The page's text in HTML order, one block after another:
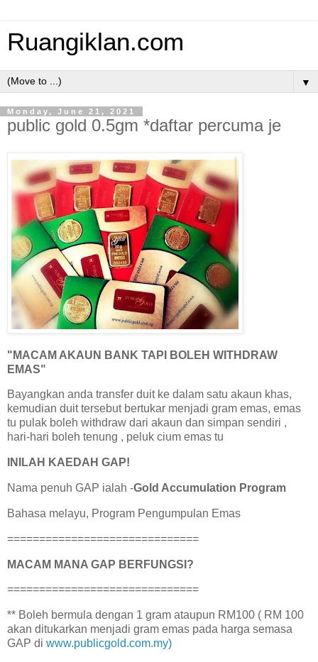
Ruangiklan.com
▼
Monday, June 21, 2021
public gold 0.5gm *daftar percuma je
"MACAM AKAUN BANK TAPI BOLEH WITHDRAW
EMAS"
Bayangkan anda transfer duit ke dalam satu akaun khas,
kemudian duit tersebut bertukar menjadi gram emas, emas
tu pulak boleh withdraw dari akaun dan simpan sendiri ,
hari-hari boleh tenung , peluk cium emas tu
INILAH KAEDAH GAP!
Nama penuh GAP ialah -Gold Accumulation Program
Bahasa melayu, Program Pengumpulan Emas
==============================
MACAM MANA GAP BERFUNGSI?
==============================
** Boleh bermula dengan 1 gram ataupun RM100 ( RM 100
akan ditukarkan menjadi gram emas pada harga semasa
GAP di www.publicgold.com.my)